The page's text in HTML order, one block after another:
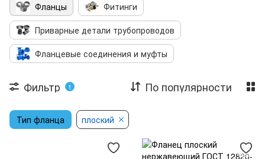
Фланцы
Фитинги
Приварные детали трубопроводов
Фланцевые соединения и муфты
Фильтр 1 По популярности
Тип фланца плоский